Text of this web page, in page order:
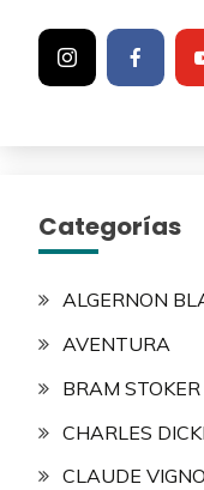
Categorías
ALGERNON
AVENTURA
BRAM STOKER
CHARLES
CLAUDE